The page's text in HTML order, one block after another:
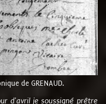
de GRENAUD.
d'avril je soussigné prêtre